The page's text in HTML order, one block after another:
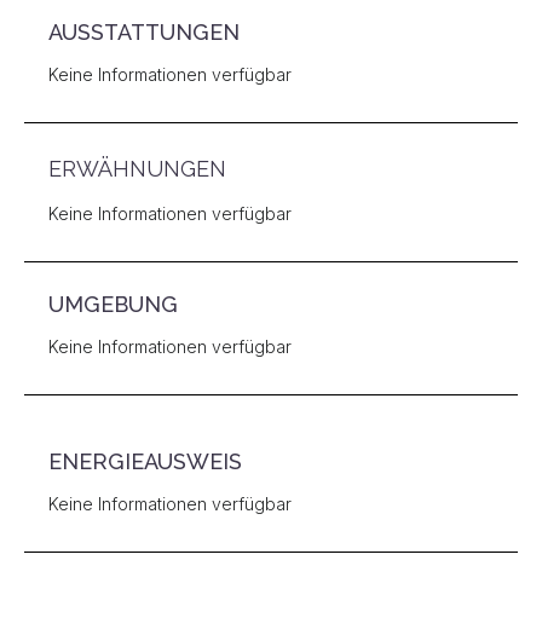
AUSSTATTUNGEN
Keine Informationen verfügbar
ERWÄHNUNGEN
Keine Informationen verfügbar
UMGEBUNG
Keine Informationen verfügbar
ENERGIEAUSWEIS
Keine Informationen verfügbar